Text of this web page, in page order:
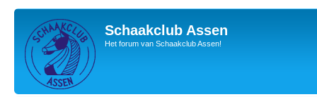
Schaakclub Assen
Het forum van Schaakclub Assen!